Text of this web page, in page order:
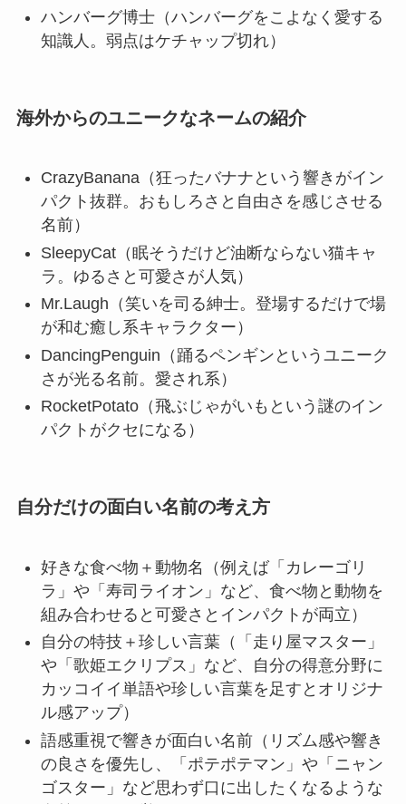
ハンバーグ博士（ハンバーグをこよなく愛する
知識人。弱点はケチャップ切れ）
海外からのユニークなネームの紹介
CrazyBanana（狂ったバナナという響きがイン
パクト抜群。おもしろさと自由さを感じさせる
名前）
SleepyCat（眠そうだけど油断ならない猫キャ
ラ。ゆるさと可愛さが人気）
Mr.Laugh（笑いを司る紳士。登場するだけで場
が和む癒し系キャラクター）
DancingPenguin（踊るペンギンというユニーク
さが光る名前。愛され系）
RocketPotato（飛ぶじゃがいもという謎のイン
パクトがクセになる）
自分だけの面白い名前の考え方
好きな食べ物＋動物名（例えば「カレーゴリ
ラ」や「寿司ライオン」など、食べ物と動物を
組み合わせると可愛さとインパクトが両立）
自分の特技＋珍しい言葉（「走り屋マスター」
や「歌姫エクリプス」など、自分の得意分野に
カッコイイ単語や珍しい言葉を足すとオリジナ
ル感アップ）
語感重視で響きが面白い名前（リズム感や響き
の良さを優先し、「ポテポテマン」や「ニャン
ゴスター」など思わず口に出したくなるような